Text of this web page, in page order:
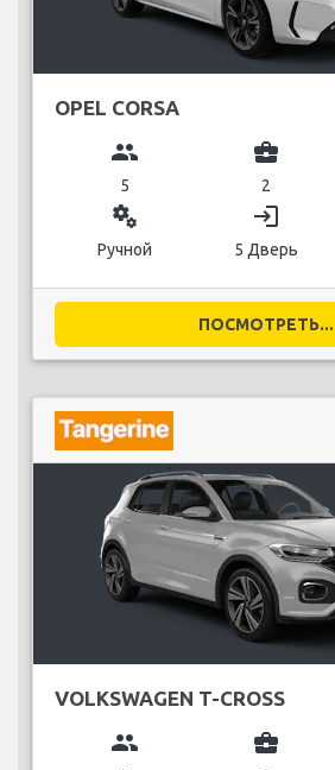
OPEL CORSA
group
5
business_center
2
miscellaneous_services
Ручной
login
5 Дверь
ПОСМОТРЕТЬ...
VOLKSWAGEN T-CROSS
group business_center